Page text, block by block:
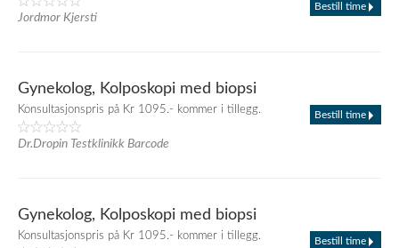
Jordmor Kjersti
Bestill time
Gynekolog, Kolposkopi med biopsi
Konsultasjonspris på Kr 1095.- kommer i tillegg.
Dr.Dropin Testklinikk Barcode
Bestill time
Gynekolog, Kolposkopi med biopsi
Konsultasjonspris på Kr 1095.- kommer i tillegg. Bestill time